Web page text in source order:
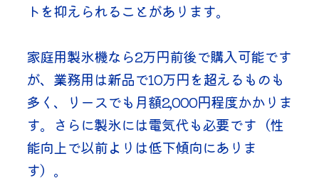
トを抑えられることがあります。
家庭用製氷機なら2万円前後で購入可能です
が、業務用は新品で10万円を超えるものも
多く、リースでも月額2,000円程度かかりま
す。さらに製氷には電気代も必要です（性
能向上で以前よりは低下傾向にありま
す）。